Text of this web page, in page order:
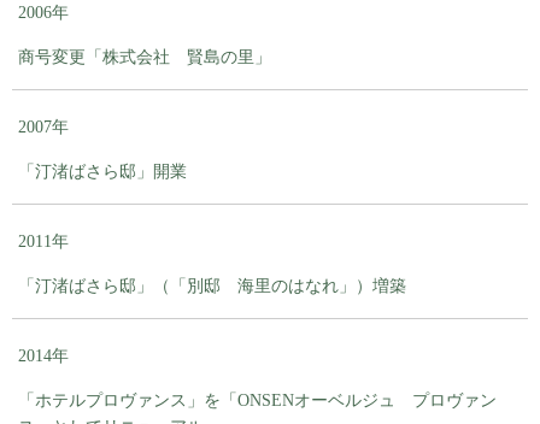
2006年
商号変更「株式会社 賢島の里」
2007年
「汀渚ばさら邸」開業
2011年
「汀渚ばさら邸」（「別邸 海里のはなれ」）増築
2014年
「ホテルプロヴァンス」を「ONSENオーベルジュ プロヴァン